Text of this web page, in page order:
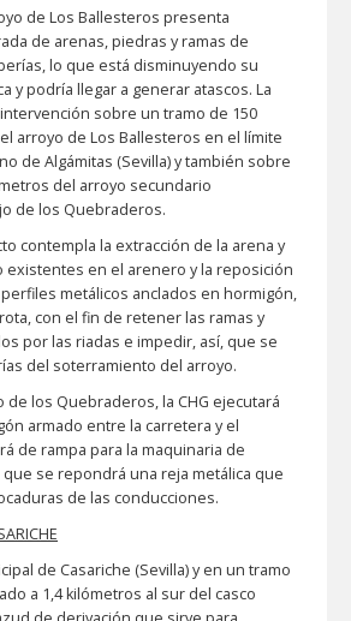
de Los Ballesteros presenta
de arenas, piedras y ramas de
lo que está disminuyendo su
y podría llegar a generar atascos. La
sobre un tramo de 150
arroyo de Los Ballesteros en el límite
de Algámitas (Sevilla) y también sobre
del arroyo secundario
de los Quebraderos.
contempla la extracción de la arena y
existentes en el arenero y la reposición
metálicos anclados en hormigón,
con el fin de retener las ramas y
por las riadas e impedir, así, que se
del soterramiento del arroyo.
de los Quebraderos, la CHG ejecutará
armado entre la carretera y el
de rampa para la maquinaria de
se repondrá una reja metálica que
de las conducciones.
de Casariche (Sevilla) y en un tramo
a 1,4 kilómetros al sur del casco